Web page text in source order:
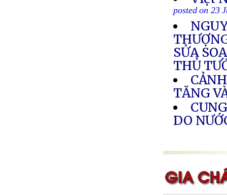
posted on 23
SỬA
THỦ
TĂNG
DO